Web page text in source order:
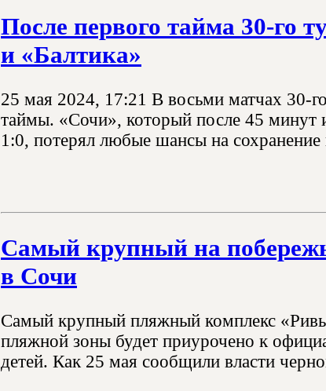
После первого тайма 30-го
и «Балтика»
25 мая 2024, 17:21 В восьми матчах 30-
таймы. «Сочи», который после 45 минут
1:0, потерял любые шансы на
Самый крупный на
в Сочи
Самый крупный пляжный комплекс
пляжной зоны будет приурочено к
детей. Как 25 мая сообщили власти